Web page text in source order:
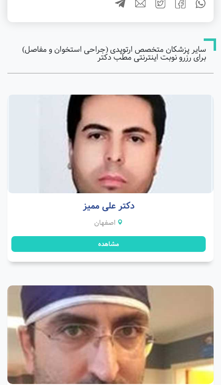
سایر پزشکان متخصص ارتوپدی (جراحی استخوان و مفاصل)
برای رزرو نوبت اینترنتی مطب دکتر
دکتر علی ممیز
اصفهان
مشاهده